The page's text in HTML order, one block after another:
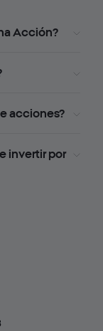
Acción?
acciones?
invertir por